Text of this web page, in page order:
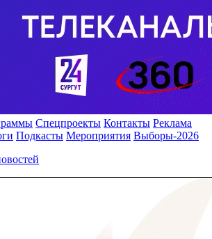
Спецпроекты Контакты Реклама
Подкасты Мероприятия Выборы-2026